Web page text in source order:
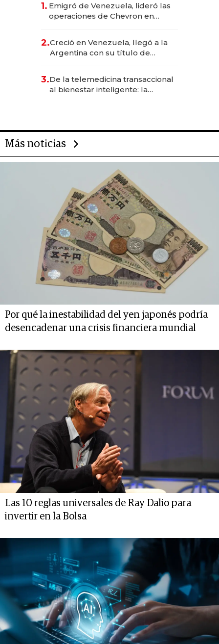
1. Emigró de Venezuela, lideró las
operaciones de Chevron en
2.Creció en Venezuela, llegó a la
Argentina con su título de
las marcas "fast premium"
3.De la telemedicina transaccional
al bienestar inteligente: la
Más noticias
Por qué la inestabilidad del yen japonés podría
desencadenar una crisis financiera mundial
Las 10 reglas universales de Ray Dalio para
invertir en la Bolsa